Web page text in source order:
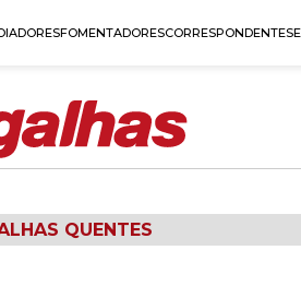
FOMENTADORESCORRESPONDENTES
QUENTES